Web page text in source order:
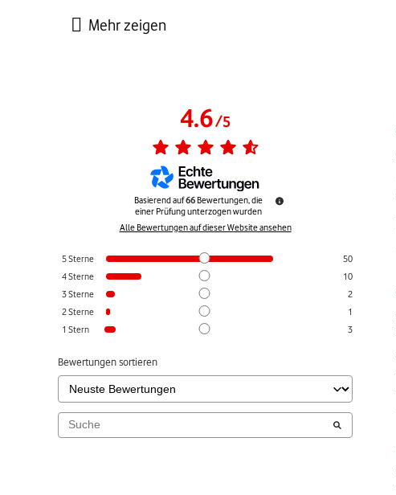
4.6/5
Basierend auf66 Bewertungen, die
einer Prüfung unterzogen wurden
Alle Bewertungen auf dieser Website ansehen
5Sterne
50
4Sterne
10
3Sterne
2
2Sterne
1
1 Stern 3
Bewertungen sortieren